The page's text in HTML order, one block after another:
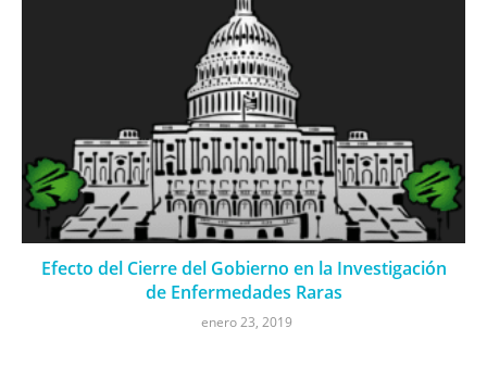
Efecto del Cierre del Gobierno en la Investigación
de Enfermedades Raras
enero 23, 2019